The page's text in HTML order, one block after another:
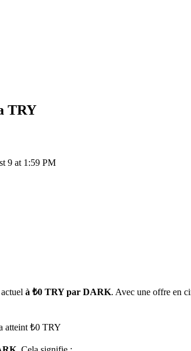
TRY
9 at 1:59 PM
à ₺0 TRY par DARK. Avec une offre en
atteint ₺0 TRY